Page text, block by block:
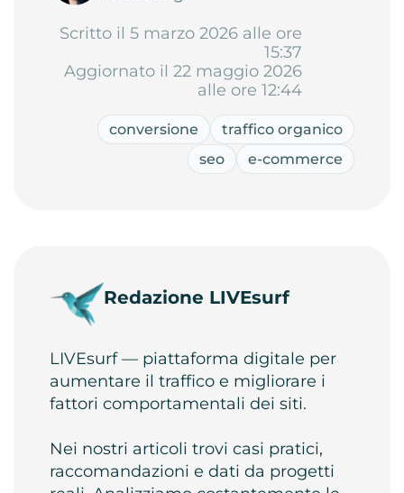
Scritto il 5 marzo 2026 alle ore
15:37
Aggiornato il 22 maggio 2026
alle ore 12:44
conversione
traffico organico
seo
e-commerce
Redazione LIVEsurf
LIVEsurf — piattaforma digitale per
aumentare il traffico e migliorare i
fattori comportamentali dei siti.
Nei nostri articoli trovi casi pratici,
raccomandazioni e dati da progetti